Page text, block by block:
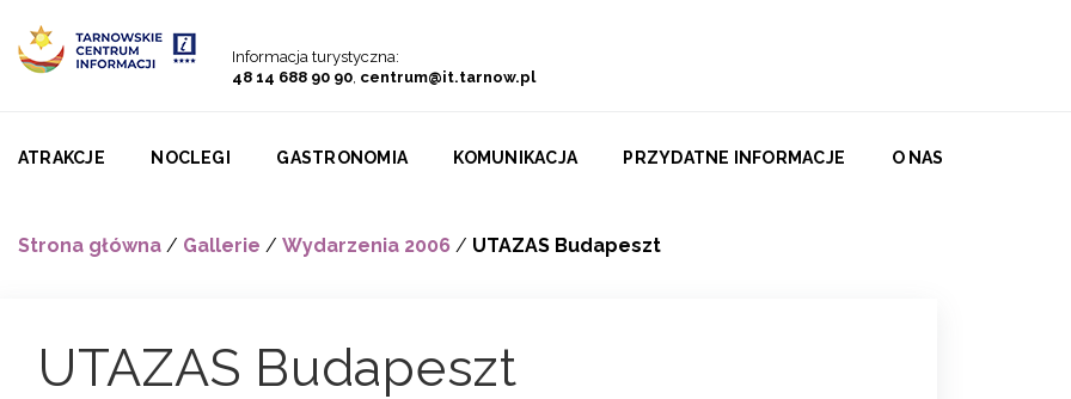
Informacja turystyczna:
48 14 688 90 90, centrum@it.tarnow.pl
ATRAKCJE NOCLEGI GASTRONOMIA KOMUNIKACJA PRZYDATNE INFORMACJE O NAS
Strona główna / Gallerie / Wydarzenia 2006 / UTAZAS Budapeszt
UTAZAS Budapeszt